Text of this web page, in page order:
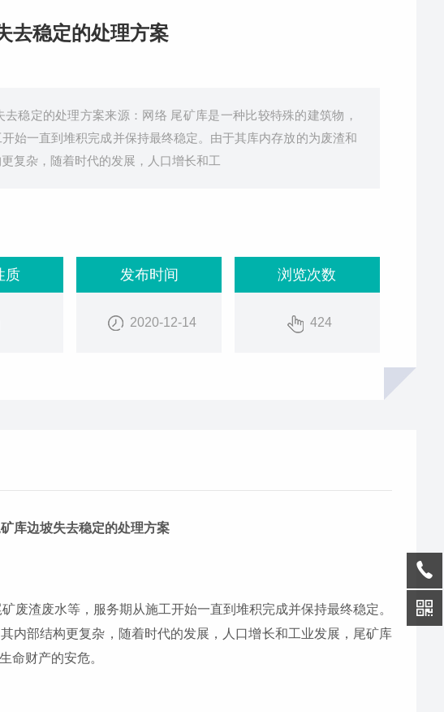
去稳定的处理方案
稳定的处理方案来源：网络 尾矿库是一种比较特殊的建筑物，
始一直到堆积完成并保持最终稳定。由于其库内存放的为废渣和
复杂，随着时代的发展，人口增长和工
质 发布时间
2020-12-14
浏览次数
424
库边坡失去稳定的处理方案
废渣废水等，服务期从施工开始一直到堆积完成并保持最终稳定。
内部结构更复杂，随着时代的发展，人口增长和工业发展，尾矿库
命财产的安危。